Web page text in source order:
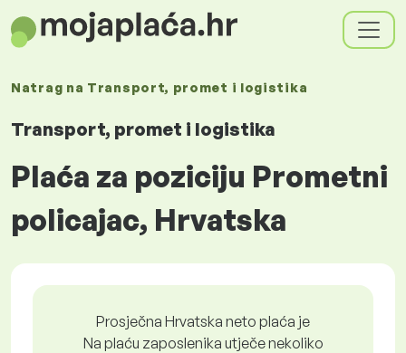
Natrag na Transport, promet i logistika
Transport, promet i logistika
Plaća za poziciju Prometni
policajac, Hrvatska
Prosječna Hrvatska neto plaća je
Na plaću zaposlenika utječe nekoliko